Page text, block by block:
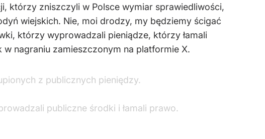
którzy zniszczyli w Polsce wymiar sprawiedliwości,
wiejskich. Nie, moi drodzy, my będziemy ścigać
którzy wyprowadzali pieniądze, którzy łamali
nagraniu zamieszczonym na platformie X.
z publicznych pieniędzy.
publiczne środki i łamali prawo.